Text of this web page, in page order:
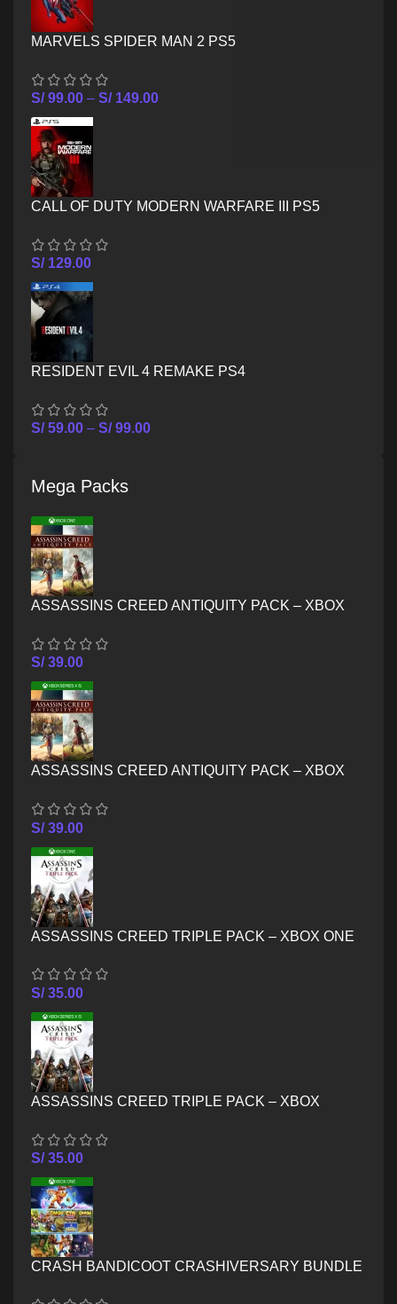
MARVELS SPIDER MAN 2 PS5
S/99.00 – S/149.00
CALL OF DUTY MODERN WARFARE III PS5
S/129.00
RESIDENT EVIL 4 REMAKE PS4
S/59.00 – S/99.00
Mega Packs
ASSASSINS CREED ANTIQUITY PACK – XBOX
S/39.00
ASSASSINS CREED ANTIQUITY PACK – XBOX
S/39.00
ASSASSINS CREED TRIPLE PACK – XBOX ONE
S/35.00
ASSASSINS CREED TRIPLE PACK – XBOX
S/35.00
CRASH BANDICOOT CRASHIVERSARY BUNDLE